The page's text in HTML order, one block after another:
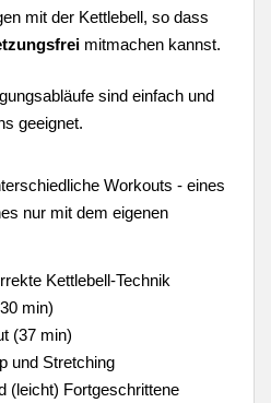
mit der Kettlebell, so dass
mitmachen kannst.
sind einfach und
geeignet.
Workouts - eines
nur mit dem eigenen
Kettlebell-Technik
min)
(37 min)
und Stretching
(leicht) Fortgeschrittene